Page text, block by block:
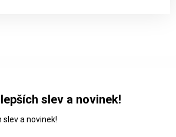
slev a novinek!
slev a novinek!